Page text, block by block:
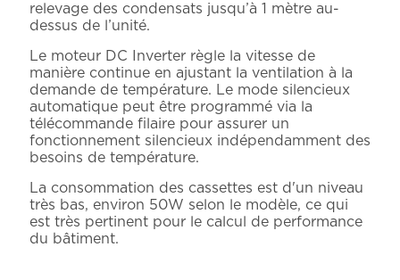
relevage des condensats jusqu’à 1 mètre au-
dessus de l’unité.
Le moteur DC Inverter règle la vitesse de
manière continue en ajustant la ventilation à la
demande de température. Le mode silencieux
automatique peut être programmé via la
télécommande filaire pour assurer un
fonctionnement silencieux indépendamment des
besoins de température.
La consommation des cassettes est d'un niveau
très bas, environ 50W selon le modèle, ce qui
est très pertinent pour le calcul de performance
du bâtiment.